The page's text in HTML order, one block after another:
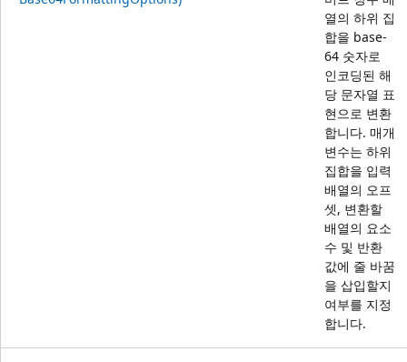
열의 하위 집
합을 base-
64 숫자로
인코딩된 해
당 문자열 표
현으로 변환
합니다. 매개
변수는 하위
집합을 입력
배열의 오프
셋, 변환할
배열의 요소
수 및 반환
값에 줄 바꿈
을 삽입할지
여부를 지정
합니다.